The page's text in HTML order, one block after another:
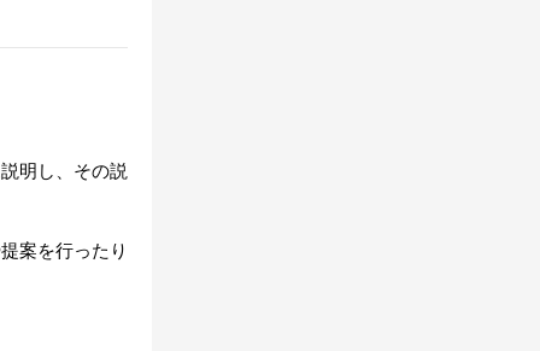
明し、その説
案を行ったり